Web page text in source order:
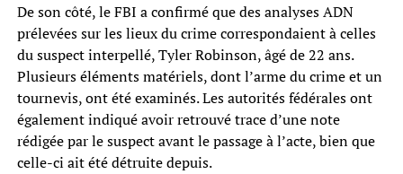
De son côté, le FBI a confirmé que des analyses ADN
prélevées sur les lieux du crime correspondaient à celles
du suspect interpellé, Tyler Robinson, âgé de 22 ans.
Plusieurs éléments matériels, dont l’arme du crime et un
tournevis, ont été examinés. Les autorités fédérales ont
également indiqué avoir retrouvé trace d’une note
rédigée par le suspect avant le passage à l’acte, bien que
celle-ci ait été détruite depuis.